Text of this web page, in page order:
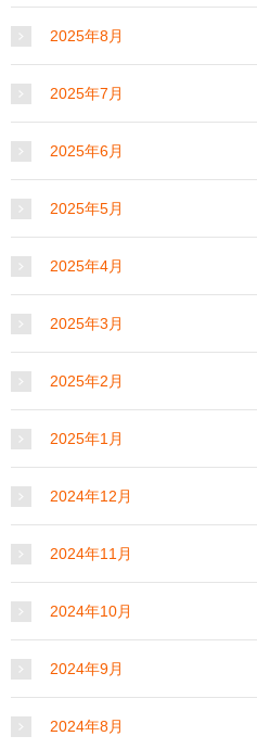
2025年8月
2025年7月
2025年6月
2025年5月
2025年4月
2025年3月
2025年2月
2025年1月
2024年12月
2024年11月
2024年10月
2024年9月
2024年8月